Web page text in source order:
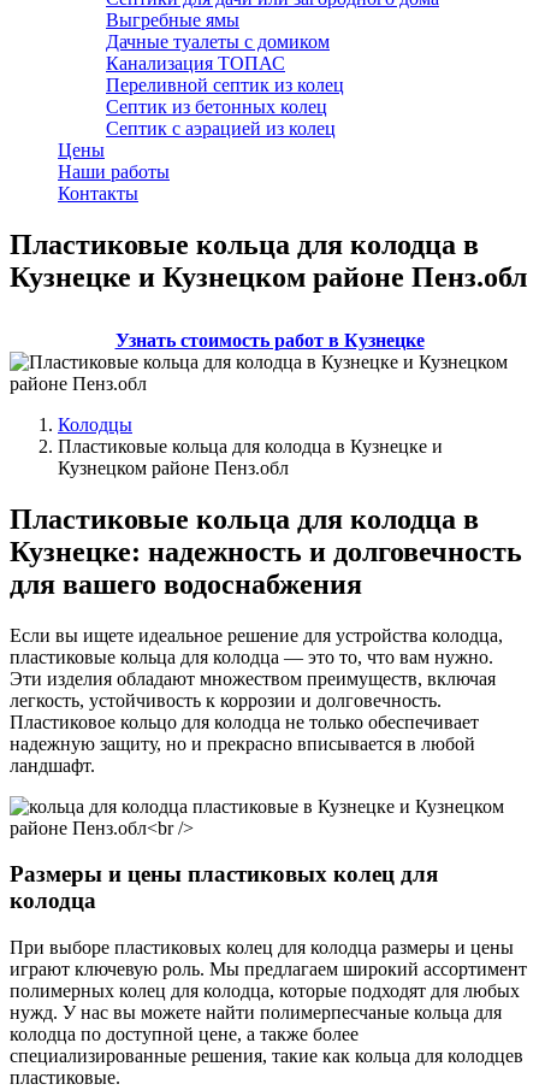
Выгребные ямы
Дачные туалеты с домиком
Канализация ТОПАС
Переливной септик из колец
Септик из бетонных колец
Септик с аэрацией из колец
Цены
Наши работы
Контакты
Пластиковые кольца для колодца в
Кузнецке и Кузнецком районе Пенз.обл
Узнать стоимость работ в Кузнецке
Колодцы
Пластиковые кольца для колодца в Кузнецке и
Кузнецком районе Пенз.обл
Пластиковые кольца для колодца в
Кузнецке: надежность и долговечность
для вашего водоснабжения
Если вы ищете идеальное решение для устройства колодца,
пластиковые кольца для колодца — это то, что вам нужно.
Эти изделия обладают множеством преимуществ, включая
легкость, устойчивость к коррозии и долговечность.
Пластиковое кольцо для колодца не только обеспечивает
надежную защиту, но и прекрасно вписывается в любой
ландшафт.
Размеры и цены пластиковых колец для
колодца
При выборе пластиковых колец для колодца размеры и цены
играют ключевую роль. Мы предлагаем широкий ассортимент
полимерных колец для колодца, которые подходят для любых
нужд. У нас вы можете найти полимерпесчаные кольца для
колодца по доступной цене, а также более
специализированные решения, такие как кольца для колодцев
пластиковые.